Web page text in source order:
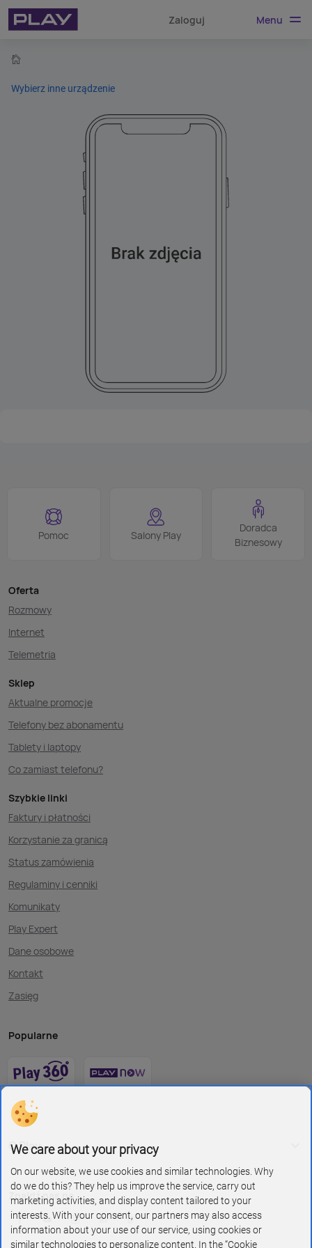
Zaloguj Menu
Wybierz inne urządzenie
Pomoc Salony Play
Doradca
Biznesowy
Oferta
Rozmowy
Internet
Telemetria
Sklep
Aktualne promocje
Telefony bez abonamentu
Tablety i laptopy
Co zamiast telefonu?
Szybkie linki
Faktury i płatności
Korzystanie za granicą
Status zamówienia
Regulaminy i cenniki
Komunikaty
Play Expert
Dane osobowe
Kontakt
Zasięg
Popularne
O Play
Znajdź nas na
We care about your privacy
On our website, we use cookies and similar technologies. Why
do we do this? They help us improve the service, carry out
marketing activities, and display content tailored to your
interests. With your consent, our partners may also access
information about your use of our service, using cookies or
similar technologies to personalize content. In the “Cookie